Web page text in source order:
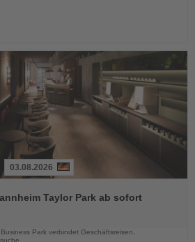
03.08.2026
Taylor Park ab sofort
Park verbindet Geschäftsreisen,